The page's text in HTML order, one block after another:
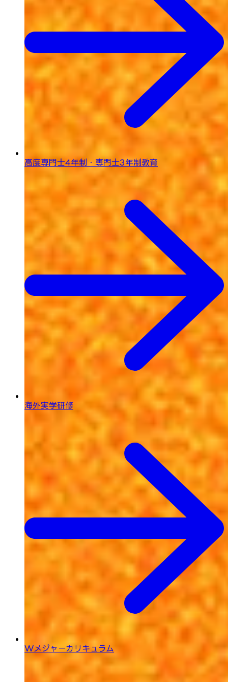
高度専門士4年制・専門士3年制教育
海外実学研修
Wメジャーカリキュラム